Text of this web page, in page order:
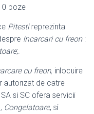
poze
Pitestireprezinta
Incarcari cu freon:
;.
cu freon, inlocuire
autorizat de catre
si SC ofera servicii
Congelatoare, si